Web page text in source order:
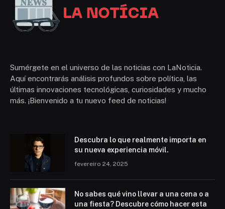
Sumérgete en el universo de las noticias con LaNoticia.
Aquí encontrarás análisis profundos sobre política, las
últimas innovaciones tecnológicas, curiosidades y mucho
más. ¡Bienvenido a tu nuevo feed de noticias!
Descubra lo que realmente importa en
su nueva experiencia móvil.
fevereiro 24, 2025
No sabes qué vino llevar a una cena o a
una fiesta? Descubre cómo hacer esta